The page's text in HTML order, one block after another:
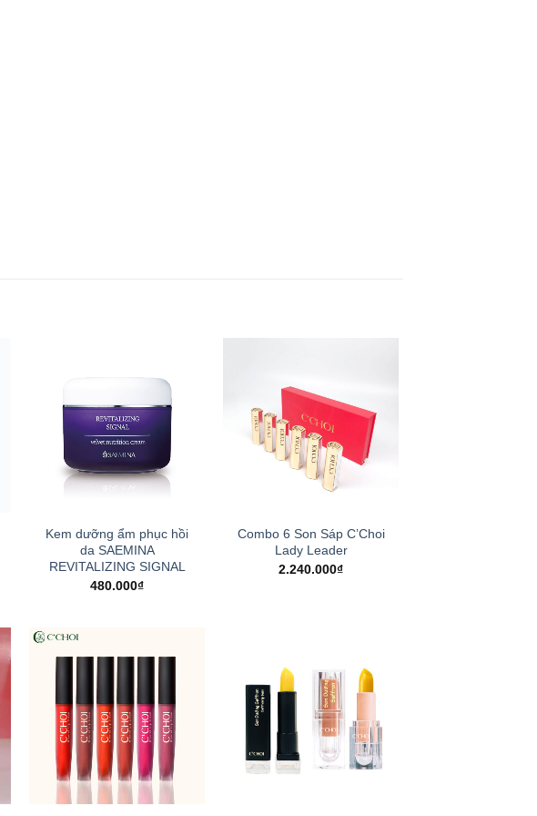
Kem dưỡng ẩm phục hồi
da SAEMINA
REVITALIZING SIGNAL
480.000₫
Combo 6 Son Sáp C’Choi
Lady Leader
2.240.000₫